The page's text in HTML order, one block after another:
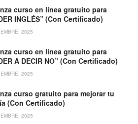
curso en línea gratuito para
INGLÉS” (Con Certificado)
2025
curso en línea gratuito para
A DECIR NO” (Con Certificado)
2025
curso gratuito para mejorar tu
(Con Certificado)
2025